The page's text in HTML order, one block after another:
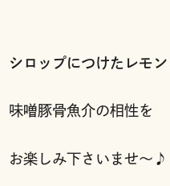
シロップにつけたレモン
味噌豚骨魚介の相性を
お楽しみ下さいませ〜♪